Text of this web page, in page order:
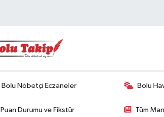
Bolu Nöbetçi Eczaneler Bolu
Puan Durumu ve Fikstür Tüm